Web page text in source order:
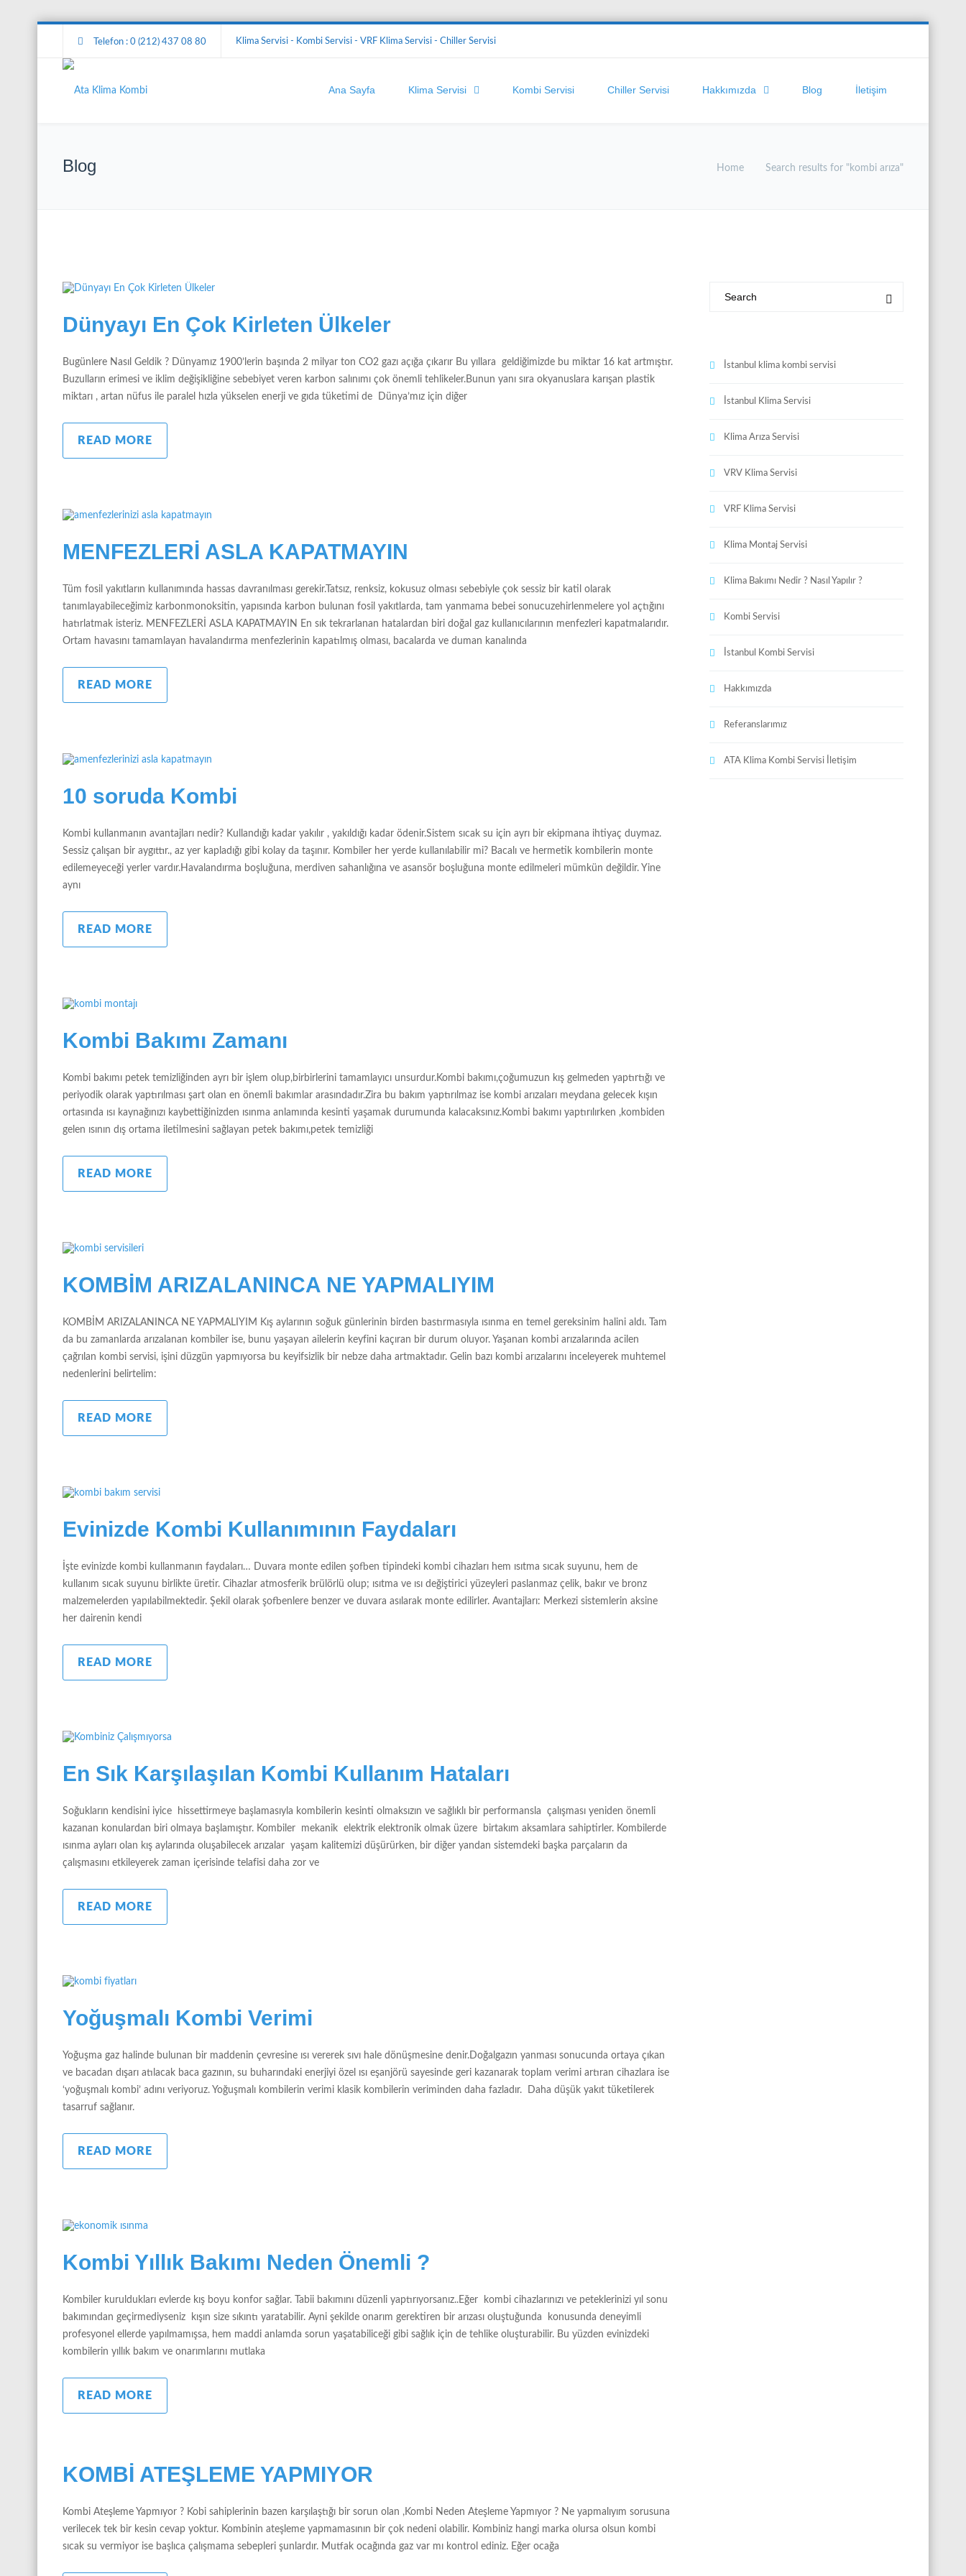
Telefon : 0 (212) 437 08 80 Klima Servisi - Kombi Servisi - VRF Klima Servisi - Chiller Servisi
Ana Sayfa Klima Servisi Kombi Servisi Chiller Servisi Hakkımızda Blog İletişim
Blog Home Search results for "kombi arıza"
Dünyayı En Çok Kirleten Ülkeler
Bugünlere Nasıl Geldik ? Dünyamız 1900’lerin başında 2 milyar ton CO2 gazı açığa çıkarır Bu yıllara geldiğimizde bu miktar 16 kat artmıştır.
Buzulların erimesi ve iklim değişikliğine sebebiyet veren karbon salınımı çok önemli tehlikeler.Bunun yanı sıra okyanuslara karışan plastik
miktarı , artan nüfus ile paralel hızla yükselen enerji ve gıda tüketimi de Dünya’mız için diğer
READ MORE
MENFEZLERİ ASLA KAPATMAYIN
Tüm fosil yakıtların kullanımında hassas davranılması gerekir.Tatsız, renksiz, kokusuz olması sebebiyle çok sessiz bir katil olarak
tanımlayabileceğimiz karbonmonoksitin, yapısında karbon bulunan fosil yakıtlarda, tam yanmama bebei sonucuzehirlenmelere yol açtığını
hatırlatmak isteriz. MENFEZLERİ ASLA KAPATMAYIN En sık tekrarlanan hatalardan biri doğal gaz kullanıcılarının menfezleri kapatmalarıdır.
Ortam havasını tamamlayan havalandırma menfezlerinin kapatılmış olması, bacalarda ve duman kanalında
READ MORE
10 soruda Kombi
Kombi kullanmanın avantajları nedir? Kullandığı kadar yakılır , yakıldığı kadar ödenir.Sistem sıcak su için ayrı bir ekipmana ihtiyaç duymaz.
Sessiz çalışan bir aygıttır., az yer kapladığı gibi kolay da taşınır. Kombiler her yerde kullanılabilir mi? Bacalı ve hermetik kombilerin monte
edilemeyeceği yerler vardır.Havalandırma boşluğuna, merdiven sahanlığına ve asansör boşluğuna monte edilmeleri mümkün değildir. Yine
aynı
READ MORE
Kombi Bakımı Zamanı
Kombi bakımı petek temizliğinden ayrı bir işlem olup,birbirlerini tamamlayıcı unsurdur.Kombi bakımı,çoğumuzun kış gelmeden yaptırtığı ve
periyodik olarak yaptırılması şart olan en önemli bakımlar arasındadır.Zira bu bakım yaptırılmaz ise kombi arızaları meydana gelecek kışın
ortasında ısı kaynağınızı kaybettiğinizden ısınma anlamında kesinti yaşamak durumunda kalacaksınız.Kombi bakımı yaptırılırken ,kombiden
gelen ısının dış ortama iletilmesini sağlayan petek bakımı,petek temizliği
READ MORE
KOMBİM ARIZALANINCA NE YAPMALIYIM
KOMBİM ARIZALANINCA NE YAPMALIYIM Kış aylarının soğuk günlerinin birden bastırmasıyla ısınma en temel gereksinim halini aldı. Tam
da bu zamanlarda arızalanan kombiler ise, bunu yaşayan ailelerin keyfini kaçıran bir durum oluyor. Yaşanan kombi arızalarında acilen
çağrılan kombi servisi, işini düzgün yapmıyorsa bu keyifsizlik bir nebze daha artmaktadır. Gelin bazı kombi arızalarını inceleyerek muhtemel
nedenlerini belirtelim:
READ MORE
Evinizde Kombi Kullanımının Faydaları
İşte evinizde kombi kullanmanın faydaları… Duvara monte edilen şofben tipindeki kombi cihazları hem ısıtma sıcak suyunu, hem de
kullanım sıcak suyunu birlikte üretir. Cihazlar atmosferik brülörlü olup; ısıtma ve ısı değiştirici yüzeyleri paslanmaz çelik, bakır ve bronz
malzemelerden yapılabilmektedir. Şekil olarak şofbenlere benzer ve duvara asılarak monte edilirler. Avantajları: Merkezi sistemlerin aksine
her dairenin kendi
READ MORE
En Sık Karşılaşılan Kombi Kullanım Hataları
Soğukların kendisini iyice hissettirmeye başlamasıyla kombilerin kesinti olmaksızın ve sağlıklı bir performansla çalışması yeniden önemli
kazanan konulardan biri olmaya başlamıştır. Kombiler mekanik elektrik elektronik olmak üzere birtakım aksamlara sahiptirler. Kombilerde
ısınma ayları olan kış aylarında oluşabilecek arızalar yaşam kalitemizi düşürürken, bir diğer yandan sistemdeki başka parçaların da
çalışmasını etkileyerek zaman içerisinde telafisi daha zor ve
READ MORE
Yoğuşmalı Kombi Verimi
Yoğuşma gaz halinde bulunan bir maddenin çevresine ısı vererek sıvı hale dönüşmesine denir.Doğalgazın yanması sonucunda ortaya çıkan
ve bacadan dışarı atılacak baca gazının, su buharındaki enerjiyi özel ısı eşanjörü sayesinde geri kazanarak toplam verimi artıran cihazlara ise
‘yoğuşmalı kombi’ adını veriyoruz. Yoğuşmalı kombilerin verimi klasik kombilerin veriminden daha fazladır. Daha düşük yakıt tüketilerek
tasarruf sağlanır.
READ MORE
Kombi Yıllık Bakımı Neden Önemli ?
Kombiler kuruldukları evlerde kış boyu konfor sağlar. Tabii bakımını düzenli yaptırıyorsanız..Eğer kombi cihazlarınızı ve peteklerinizi yıl sonu
bakımından geçirmediyseniz kışın size sıkıntı yaratabilir. Ayni şekilde onarım gerektiren bir arızası oluştuğunda konusunda deneyimli
profesyonel ellerde yapılmamışsa, hem maddi anlamda sorun yaşatabiliceği gibi sağlık için de tehlike oluşturabilir. Bu yüzden evinizdeki
kombilerin yıllık bakım ve onarımlarını mutlaka
READ MORE
KOMBİ ATEŞLEME YAPMIYOR
Kombi Ateşleme Yapmıyor ? Kobi sahiplerinin bazen karşılaştığı bir sorun olan ,Kombi Neden Ateşleme Yapmıyor ? Ne yapmalıyım sorusuna
verilecek tek bir kesin cevap yoktur. Kombinin ateşleme yapmamasının bir çok nedeni olabilir. Kombiniz hangi marka olursa olsun kombi
sıcak su vermiyor ise başlıca çalışmama sebepleri şunlardır. Mutfak ocağında gaz var mı kontrol ediniz. Eğer ocağa
İstanbul klima kombi servisi
İstanbul Klima Servisi
Klima Arıza Servisi
VRV Klima Servisi
VRF Klima Servisi
Klima Montaj Servisi
Klima Bakımı Nedir ? Nasıl Yapılır ?
Kombi Servisi
İstanbul Kombi Servisi
Hakkımızda
Referanslarımız
ATA Klima Kombi Servisi İletişim